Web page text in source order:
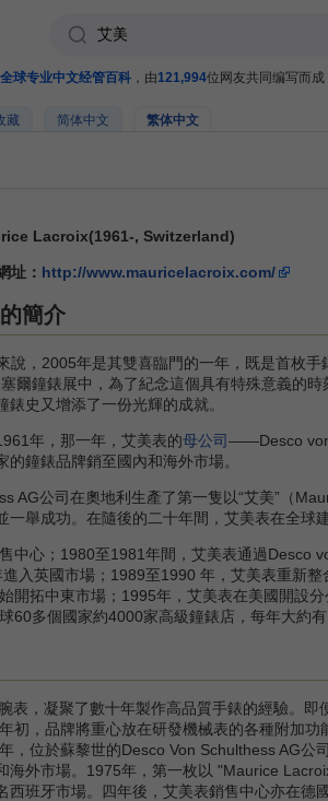
全球专业中文经管百科 ，由121,994位网友共同编写而成
藏 简体中文 繁体中文
Lacroix(1961-, Switzerland)
址： http://www.mauricelacroix.com/
簡介
說，2005年是其雙喜臨門的一年，既是首枚
爾鐘錶展中，為了紀念這個具有特殊意義的
史又增添了一份光輝的成就。
年，那一年，艾美表的母公司——Desco von
鐘錶品牌銷至國內和海外市場。
公司在奧地利生產了第一隻以“艾美”（
一舉成功。在隨後的二十年間，艾美表在全球
心；1980至1981年間，艾美表通過Desco
入英國市場；1989至1990 年，艾美表重新
開拓中東市場；1995年，艾美表在美國開設
60多個國家約4000家高級鐘錶店，每年大約
，凝聚了數十年製作高品質手錶的經驗。即
初，品牌將重心放在研發機械表的各種附加
，位於蘇黎世的Desco Von Schulthess AG公
海外市場。1975年，第一枚以 "Maurice
西班牙市場。四年後，艾美表銷售中心亦在德